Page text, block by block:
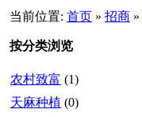
当前位置: 首页 » 招商 »
按分类浏览
农村致富 (1)
天麻种植 (0)